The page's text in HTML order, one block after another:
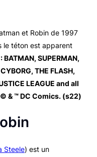
BATMAN, SUPERMAN,
THE FLASH,
LEAGUE and all
& ™ DC Comics. (s22)
Steele) est un